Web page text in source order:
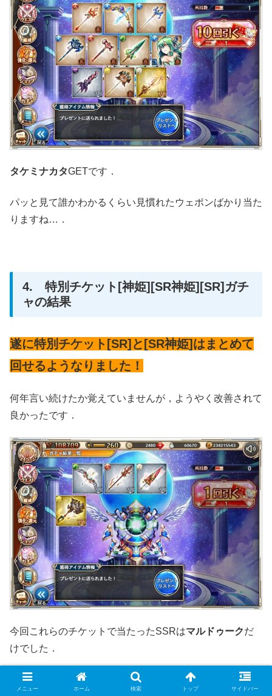
タケミナカタGETです．
パッと見て誰かわかるくらい見慣れたウェポンばかり当た
りますね…．
4. 特別チケット[神姫][SR神姫][SR]ガチ
ャの結果
遂に特別チケット[SR]と[SR神姫]はまとめて
回せるようなりました！
何年言い続けたか覚えていませんが，ようやく改善されて
良かったです．
今回これらのチケットで当たったSSRはマルドゥークだ
けでした．
メニュー ホーム 検索 トップ サイドバー